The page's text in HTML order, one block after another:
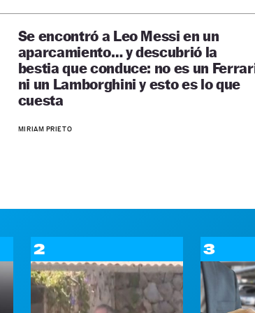
Se encontró a Leo Messi en un
aparcamiento… y descubrió la
bestia que conduce: no es un
ni un Lamborghini y esto es lo que
cuesta
MIRIAM PRIETO
2 3